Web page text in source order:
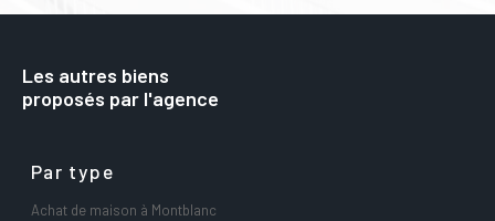
Les autres biens
proposés par l'agence
Par type
Achat de maison à Montblanc